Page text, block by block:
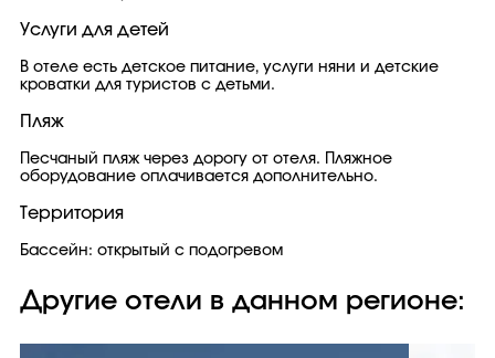
Услуги для детей
В отеле есть детское питание, услуги няни и детские
кроватки для туристов с детьми.
Пляж
Песчаный пляж через дорогу от отеля. Пляжное
оборудование оплачивается дополнительно.
Территория
Бассейн: открытый с подогревом
Другие отели в данном регионе: